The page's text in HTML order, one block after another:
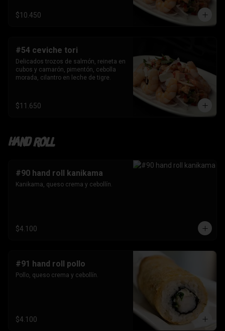
$10.450
#54 ceviche tori
Delicados trozos de salmón, reineta en
cubos y camarón, pimentón, cebolla
morada, cilantro en leche de tigre.
$11.650
Hand roll
#90 hand roll kanikama
Kanikama, queso crema y cebollín.
$4.100
#91 hand roll pollo
Pollo, queso crema y cebollín.
$4.100